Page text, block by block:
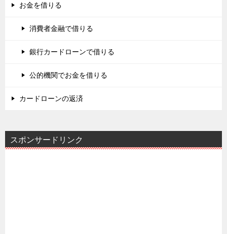
お金を借りる
消費者金融で借りる
銀行カードローンで借りる
公的機関でお金を借りる
カードローンの返済
スポンサードリンク